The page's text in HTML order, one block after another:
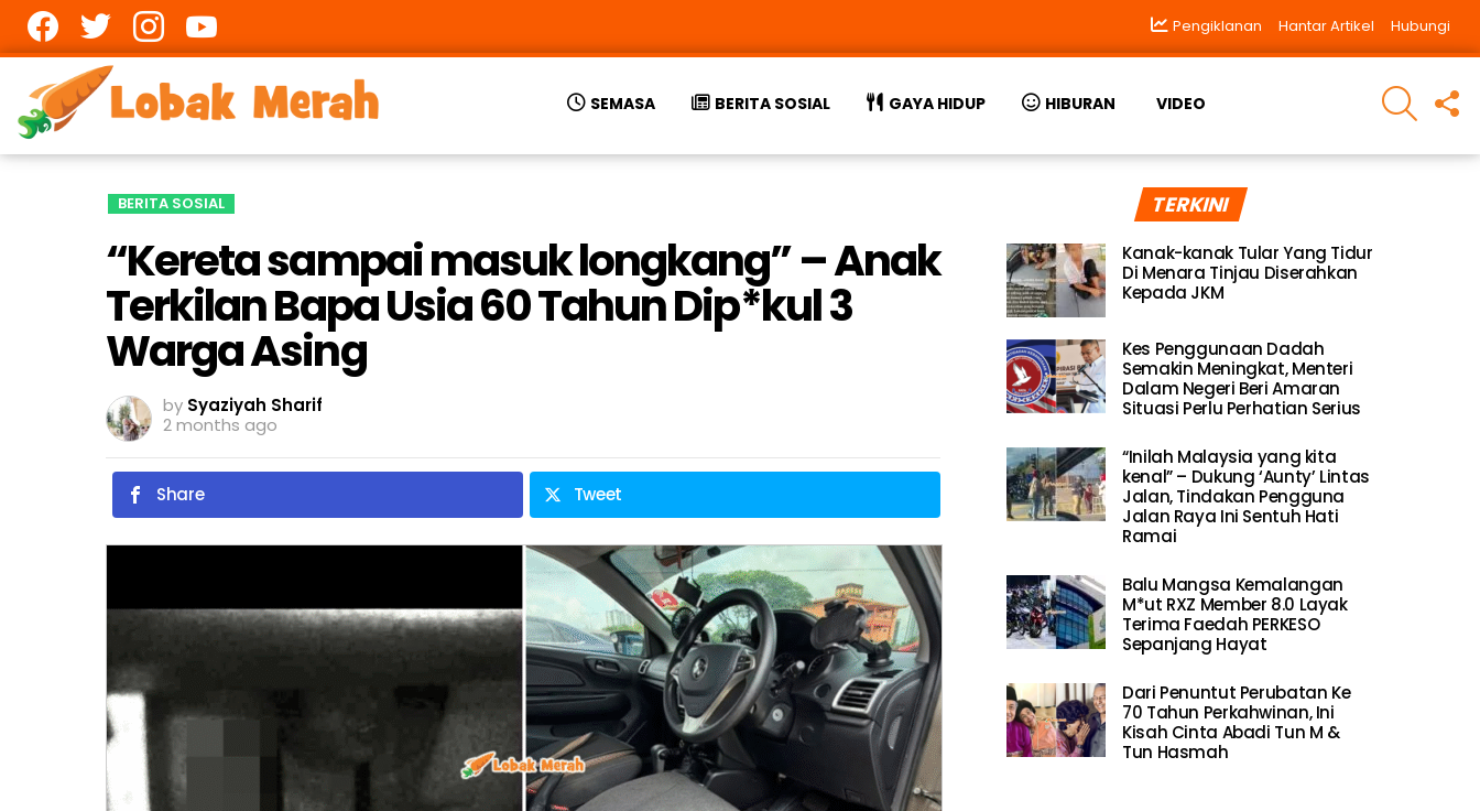
Pengiklanan Hantar Artikel Hubungi
SEMASA BERITA SOSIAL GAYA HIDUP HIBURAN VIDEO
SEARCH
BERITA SOSIAL
“Kereta sampai masuk longkang” – Anak
Terkilan Bapa Usia 60 Tahun Dip*kul 3
Warga Asing
by Syaziyah Sharif
2 months ago
Share Tweet
TERKINI
Kanak-kanak Tular Yang Tidur
Di Menara Tinjau Diserahkan
Kepada JKM
Kes Penggunaan Dadah
Semakin Meningkat, Menteri
Dalam Negeri Beri Amaran
Situasi Perlu Perhatian Serius
“Inilah Malaysia yang kita
kenal” – Dukung ‘Aunty’ Lintas
Jalan, Tindakan Pengguna
Jalan Raya Ini Sentuh Hati
Ramai
Balu Mangsa Kemalangan
M*ut RXZ Member 8.0 Layak
Terima Faedah PERKESO
Sepanjang Hayat
Dari Penuntut Perubatan Ke
70 Tahun Perkahwinan, Ini
Kisah Cinta Abadi Tun M &
Tun Hasmah